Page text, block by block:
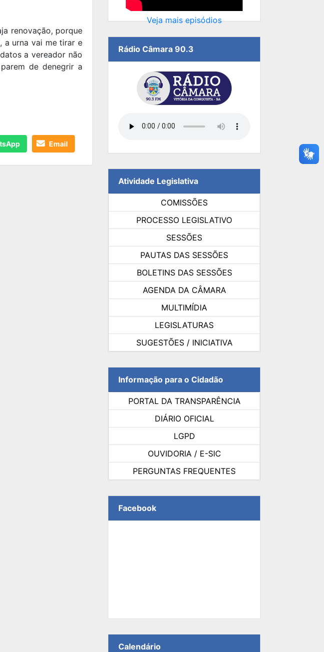
renovação, porque
a urna vai me tirar e
a vereador não
de denegrir a
Email
Veja mais episódios
Rádio Câmara 90.3
Atividade Legislativa
COMISSÕES
PROCESSO LEGISLATIVO
SESSÕES
PAUTAS DAS SESSÕES
BOLETINS DAS SESSÕES
AGENDA DA CÂMARA
MULTIMÍDIA
LEGISLATURAS
SUGESTÕES / INICIATIVA
Informação para o Cidadão
PORTAL DA TRANSPARÊNCIA
DIÁRIO OFICIAL
LGPD
OUVIDORIA / E-SIC
PERGUNTAS FREQUENTES
Facebook
Calendário